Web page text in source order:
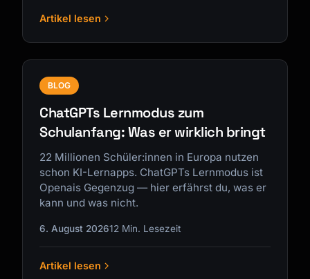
Artikel lesen
BLOG
ChatGPTs Lernmodus zum
Schulanfang: Was er wirklich bringt
22 Millionen Schüler:innen in Europa nutzen
schon KI-Lernapps. ChatGPTs Lernmodus ist
Openais Gegenzug — hier erfährst du, was er
kann und was nicht.
6. August 202612 Min. Lesezeit
Artikel lesen